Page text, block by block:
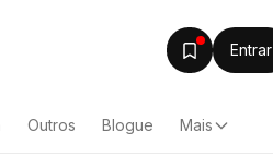
Entrar
Outros Blogue Mais